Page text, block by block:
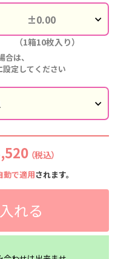
（1箱10枚入り）
は、
設定してください
（税込）
動で適用されます。
れる